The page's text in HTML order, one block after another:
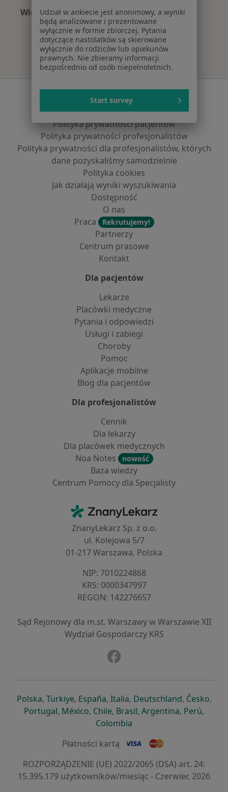
Więcej (15)
Więcej w kategorii: Najczęście leczone
Serwis
Regulamin
Polityka prywatności pacjentów
Polityka prywatności profesjonalistów
Polityka prywatności dla profesjonalistów, których
dane pozyskaliśmy samodzielnie
Polityka cookies
Jak działają wyniki wyszukiwania
Dostępność
O nas
Praca
Rekrutujemy!
Partnerzy
Centrum prasowe
Kontakt
Dla pacjentów
Lekarze
Placówki medyczne
Pytania i odpowiedzi
Usługi i zabiegi
Choroby
Pomoc
Aplikacje mobilne
Blog dla pacjentów
Dla profesjonalistów
Cennik
Dla lekarzy
Dla placówek medycznych
Noa Notes
nowość
Baza wiedzy
Centrum Pomocy dla Specjalisty
ZnanyLekarz - Strona główna
ZnanyLekarz Sp. z o.o.
ul. Kolejowa 5/7
01-217 Warszawa, Polska
NIP: ⁠7010224868
KRS: ⁠0000347997
REGON: ⁠142276657
Sąd Rejonowy dla m.st. Warszawy w Warszawie XII
Wydział Gospodarczy KRS
Polskaotwiera się w nowej karcie
, Türkiyeotwiera się w nowej karcie
, Españaotwiera się w nowej karcie
, Italiaotwiera się w nowej
, Deutschlandotwiera się
, Česko,
Portugalotwiera się w nowej karcie
, Méxicootwiera się w nowej karcie
, Chileotwiera się w nowej karcie
, Brasilotwiera się w nowej
, Argentinaotwiera się
, Perú,
Colombia
Płatności kartą
ROZPORZĄDZENIE (UE) 2022/2065 (DSA) art. 24:
15.395.179 użytkowników/miesiąc - Czerwiec 2026
Udział w ankiecie jest anonimowy, a wyniki
będą analizowane i prezentowane
wyłącznie w formie zbiorczej. Pytania
dotyczące nastolatków są skierowane
wyłącznie do rodziców lub opiekunów
prawnych. Nie zbieramy informacji
bezpośrednio od osób niepełnoletnich.
Start survey